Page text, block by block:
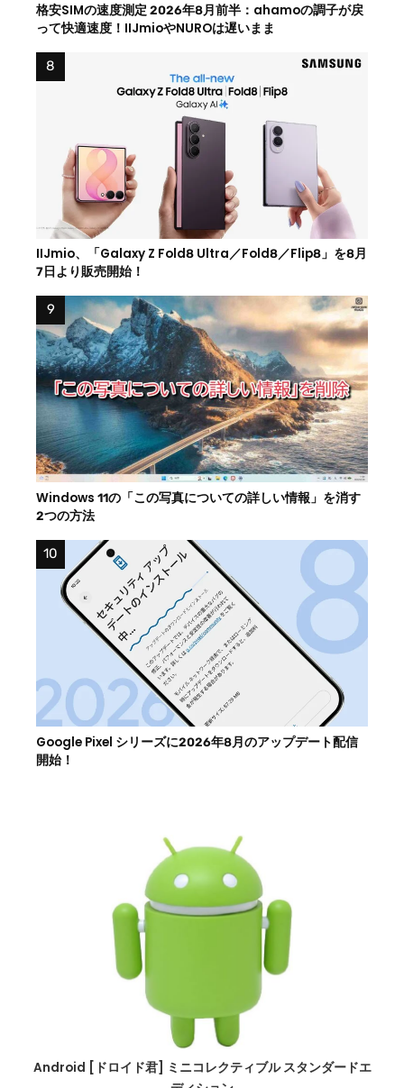
格安SIMの速度測定 2026年8月前半：ahamoの調子が戻
って快適速度！IIJmioやNUROは遅いまま
IIJmio、「Galaxy Z Fold8 Ultra／Fold8／Flip8」を8月
7日より販売開始！
Windows 11の「この写真についての詳しい情報」を消す
2つの方法
Google Pixel シリーズに2026年8月のアップデート配信
開始！
Android [ドロイド君] ミニコレクティブル スタンダードエ